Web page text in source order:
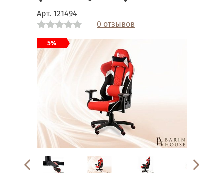
Арт. 121494
0 отзывов
5%
Link
Link
Link
Link
Link
Link